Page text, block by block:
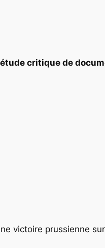
critique de
victoire prussienne